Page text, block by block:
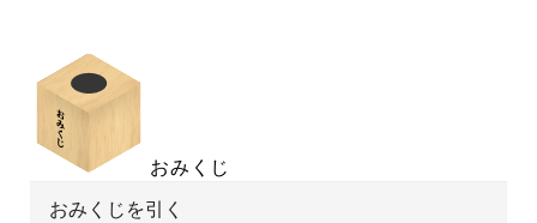
おみくじ
おみくじを引く